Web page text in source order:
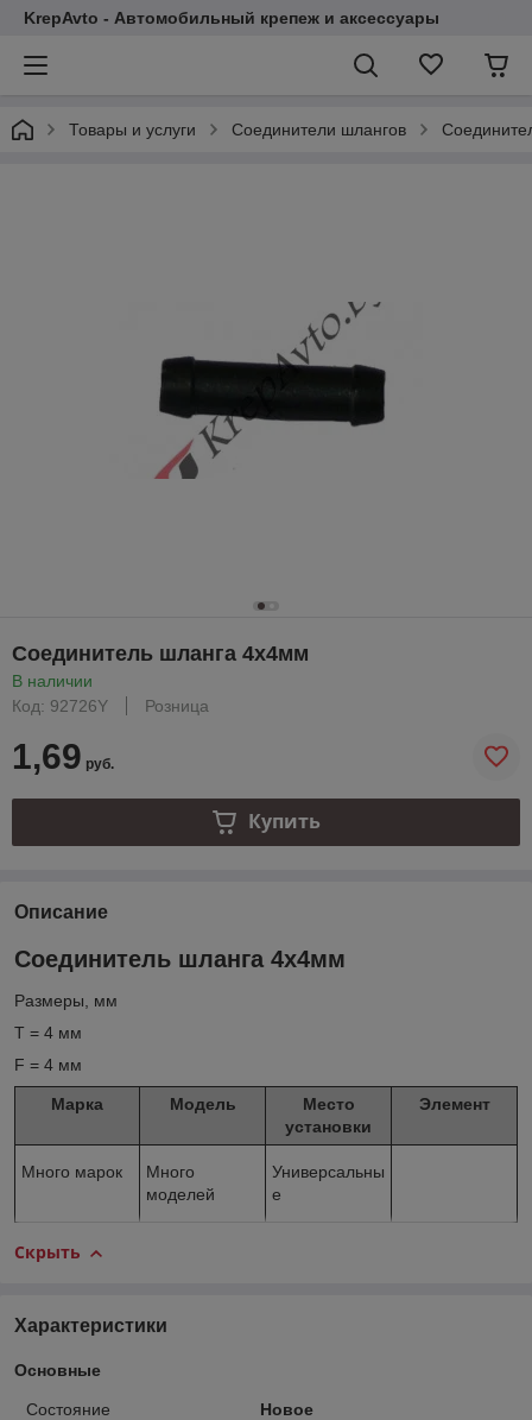
KrepAvto - Автомобильный крепеж и аксессуары
Товары и услуги Соединители шлангов
Соединитель шланга 4х4мм
В наличии
Код: 92726Y
Розница
1,69 руб.
Купить
Описание
Соединитель шланга 4х4мм
Размеры, мм
T = 4 мм
F = 4 мм
Марка Модель
Место
установки
Элемент
Много марок
Много
моделей
Универсальны
е
Скрыть
Характеристики
Основные
Состояние Новое